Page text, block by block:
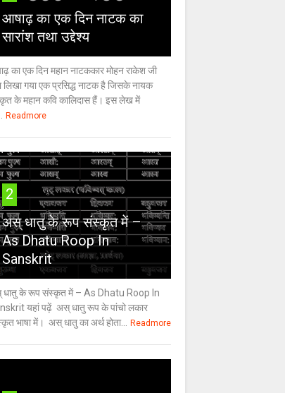
आषाढ़ का एक दिन नाटक का
सारांश तथा उद्देश्य
का एक दिन महान नाटककार मोहन राकेश जी
लिखा गया एक प्रसिद्ध नाटक है जिसके नायक
के महान कवि कालिदास हैं। इस लेख में
Readmore
2
अस् धातु के रूप संस्कृत में –
As Dhatu Roop In
Sanskrit
के रूप संस्कृत में – As Dhatu Roop In
यहां पढ़ें अस् धातु रूप के पांचो लकार
भाषा में। अस् धातु का अर्थ होता... Readmore